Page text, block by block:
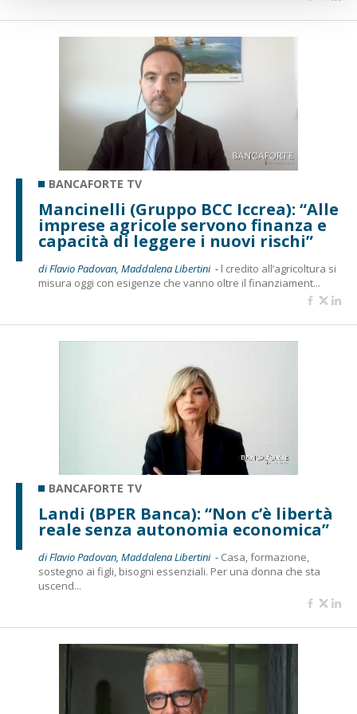
BANCAFORTE TV
Mancinelli (Gruppo BCC Iccrea): “Alle
imprese agricole servono finanza e
capacità di leggere i nuovi rischi”
di Flavio Padovan, Maddalena Libertini - l credito all’agricoltura si
misura oggi con esigenze che vanno oltre il finanziament...
BANCAFORTE TV
Landi (BPER Banca): “Non c’è libertà
reale senza autonomia economica”
di Flavio Padovan, Maddalena Libertini - Casa, formazione,
sostegno ai figli, bisogni essenziali. Per una donna che sta
uscend...